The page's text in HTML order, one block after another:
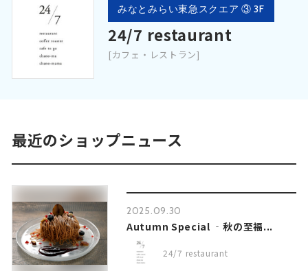
みなとみらい東急スクエア ③ 3F
24/7 restaurant
[カフェ・レストラン]
最近のショップニュース
2025.09.30
Autumn Special ‐秋の至福...
24/7 restaurant